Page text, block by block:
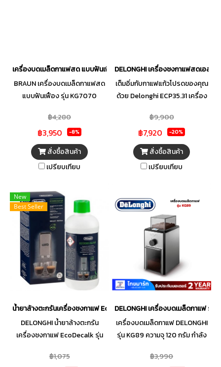
เครื่องบดเมล็ดกาแฟสด แบบฟันเฟือง KG7070
BRAUN เครื่องบดเมล็ดกาแฟสด
แบบฟันเฟือง รุ่น KG7070
฿4,280
฿3,950 -8%
สั่งซื้อสินค้า
เปรียบเทียบ
DELONGHI เครื่องชงกาแฟสดเอสเ
เต็มอิ่มกับกาแฟแก้วโปรดของคุณ
ด้วย Delonghi ECP35.31 เครื่อง
1000 วัตต์ พร้อมระบบปิด
อัตโนมัติ
฿9,900
฿7,920 -20%
สั่งซื้อสินค้า
เปรียบเทียบ
New
Best Seller
น้ำยาล้างตะกรันเครื่องชงกาแฟ EcoDecalk
DELONGHI น้ำยาล้างตะกรัน
เครื่องชงกาแฟ EcoDecalk รุ่น
฿1,075
DELONGHI เครื่องบดเมล็ดกาแฟ รุ่น
เครื่องบดเมล็ดกาแฟ DELONGHI
รุ่น KG89 ความจุ 120 กรัม กำลัง
120 กรัม สามารถปรับระดับความ
฿3,990